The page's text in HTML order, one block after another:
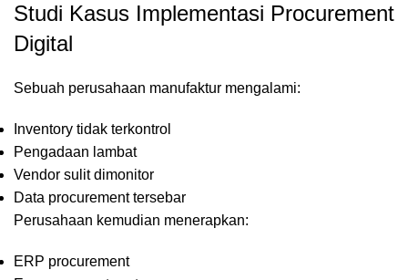
Studi Kasus Implementasi Procurement
Digital
Sebuah perusahaan manufaktur mengalami:
Inventory tidak terkontrol
Pengadaan lambat
Vendor sulit dimonitor
Data procurement tersebar
Perusahaan kemudian menerapkan:
ERP procurement